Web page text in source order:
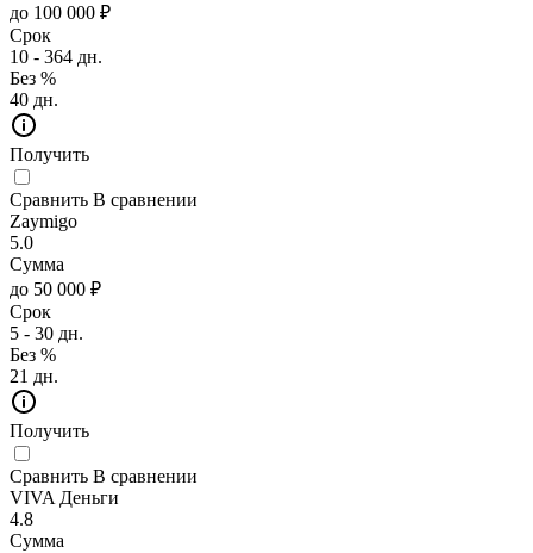
до 100 000 ₽
Срок
10 - 364 дн.
Без %
40 дн.
Получить
Сравнить В сравнении
Zaymigo
5.0
Сумма
до 50 000 ₽
Срок
5 - 30 дн.
Без %
21 дн.
Получить
Сравнить В сравнении
VIVA Деньги
4.8
Сумма